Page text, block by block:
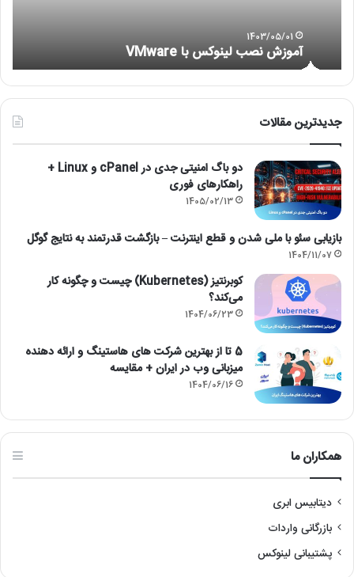
1403/05/01
آموزش نصب لینوکس با VMware
جدیدترین مقالات
دو باگ امنیتی جدی در cPanel و Linux +
راهکارهای فوری
1405/02/13
بازیابی سئو با ملی شدن و قطع اینترنت – بازگشت قدرتمند به نتایج گوگل
1404/11/07
کوبرنتیز (Kubernetes) چیست و چگونه کار
می‌کند؟
1404/06/23
5 تا از بهترین شرکت های هاستینگ و ارائه دهنده
میزبانی وب در ایران + مقایسه
1404/06/16
همکاران ما
دیتابیس ابری
بازرگانی واردات
پشتیبانی لینوکس